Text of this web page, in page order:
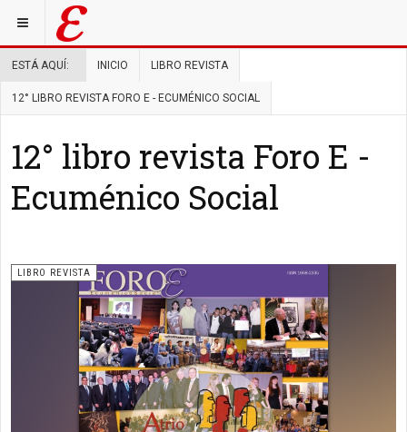
ESTÁ AQUÍ: INICIO LIBRO REVISTA
12° LIBRO REVISTA FORO E - ECUMÉNICO SOCIAL
12° libro revista Foro E -
Ecuménico Social
LIBRO REVISTA